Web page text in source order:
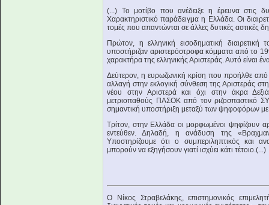
(...) Το μοτίβο που ανέδειξε η έρευνα στις
Χαρακτηριστικό παράδειγμα η Ελλάδα. Οι
τομές που απαντώνται σε άλλες δυτικές αστικές
Πρώτον, η ελληνική εισοδηματική
υποστήριζαν αριστερόστροφα κόμματα από το
χαρακτήρα της ελληνικής Αριστεράς. Αυτό είναι
Δεύτερον, η ευρωζωνική κρίση που προήλθε από
αλλαγή στην εκλογική σύνθεση της Αριστεράς
νέου στην Αριστερά και όχι στην άκρα
μετριοπαθούς ΠΑΣΟΚ από τον ριζοσπαστικό
σημαντική υποστήριξη μεταξύ των ψηφοφόρων
Τρίτον, στην Ελλάδα οι μορφωμένοι ψηφίζουν
εντεύθεν. Δηλαδή, η ανάδυση της
Υποστηρίζουμε ότι ο συμπεριληπτικός και
μπορούν να εξηγήσουν γιατί ισχύει κάτι τέτοιο.(...)
O Νίκος Στραβελάκης, επιστημονικός